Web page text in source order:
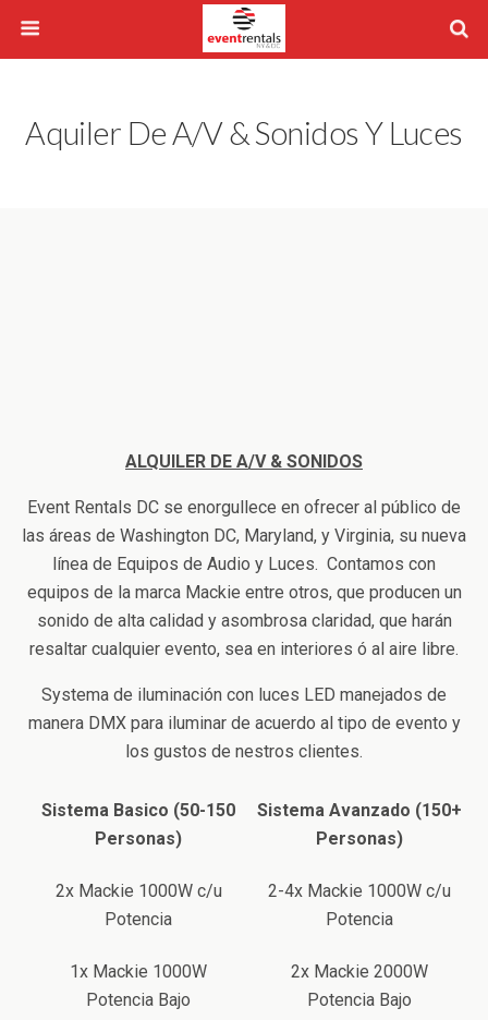
Aquiler De A/V & Sonidos Y Luces
ALQUILER DE A/V & SONIDOS
Event Rentals DC se enorgullece en ofrecer al público de
las áreas de Washington DC, Maryland, y Virginia, su nueva
línea de Equipos de Audio y Luces. Contamos con
equipos de la marca Mackie entre otros, que producen un
sonido de alta calidad y asombrosa claridad, que harán
resaltar cualquier evento, sea en interiores ó al aire libre.
Systema de iluminación con luces LED manejados de
manera DMX para iluminar de acuerdo al tipo de evento y
los gustos de nestros clientes.
Sistema Basico (50-150
Personas)
Sistema Avanzado (150+
Personas)
2x Mackie 1000W c/u
Potencia
2-4x Mackie 1000W c/u
Potencia
1x Mackie 1000W
Potencia Bajo
2x Mackie 2000W
Potencia Bajo